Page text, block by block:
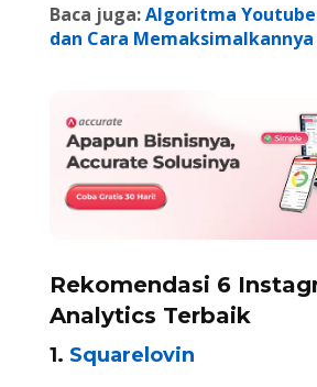
Baca juga:Algoritma
dan Cara
Rekomendasi 6
Analytics Terbaik
1. Squarelovin